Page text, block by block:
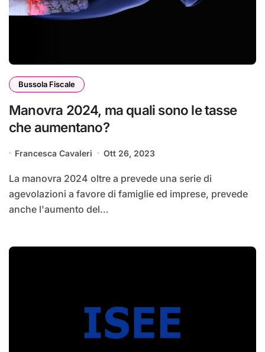
Bussola Fiscale
Manovra 2024, ma quali sono le tasse
che aumentano?
Francesca Cavaleri Ott 26, 2023
La manovra 2024 oltre a prevede una serie di
agevolazioni a favore di famiglie ed imprese, prevede
anche l'aumento del…